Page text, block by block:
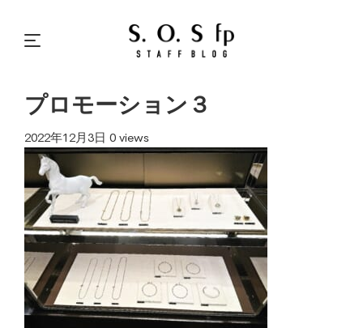
プロモーション３
2022年12月3日 0 views